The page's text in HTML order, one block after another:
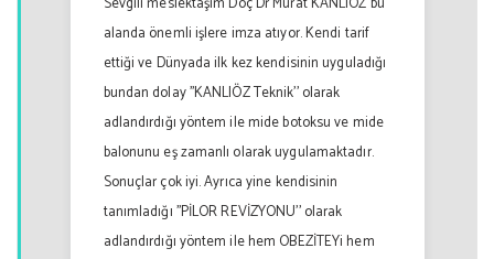
alanda önemli işlere imza atıyor. Kendi tarif
ettiği ve Dünyada ilk kez kendisinin uyguladığı
bundan dolay ''KANLIÖZ Teknik'' olarak
adlandırdığı yöntem ile mide botoksu ve mide
balonunu eş zamanlı olarak uygulamaktadır.
Sonuçlar çok iyi. Ayrıca yine kendisinin
tanımladığı ''PİLOR REVİZYONU'' olarak
adlandırdığı yöntem ile hem OBEZİTEYi hem